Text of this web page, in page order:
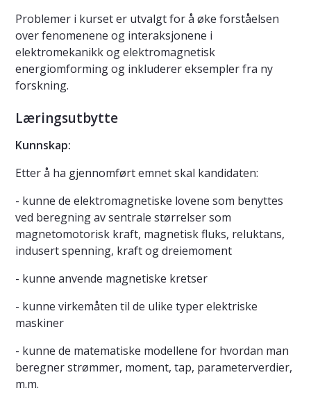
Problemer i kurset er utvalgt for å øke forståelsen
over fenomenene og interaksjonene i
elektromekanikk og elektromagnetisk
energiomforming og inkluderer eksempler fra ny
forskning.
Læringsutbytte
Kunnskap:
Etter å ha gjennomført emnet skal kandidaten:
- kunne de elektromagnetiske lovene som benyttes
ved beregning av sentrale størrelser som
magnetomotorisk kraft, magnetisk fluks, reluktans,
indusert spenning, kraft og dreiemoment
- kunne anvende magnetiske kretser
- kunne virkemåten til de ulike typer elektriske
maskiner
- kunne de matematiske modellene for hvordan man
beregner strømmer, moment, tap, parameterverdier,
m.m.